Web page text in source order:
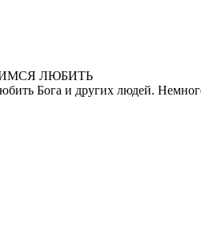
ЛЮБИТЬ
Бога и других людей.